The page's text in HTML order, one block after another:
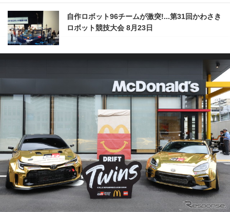
自作ロボット96チームが激突!...第31回かわさき
ロボット競技大会 8月23日